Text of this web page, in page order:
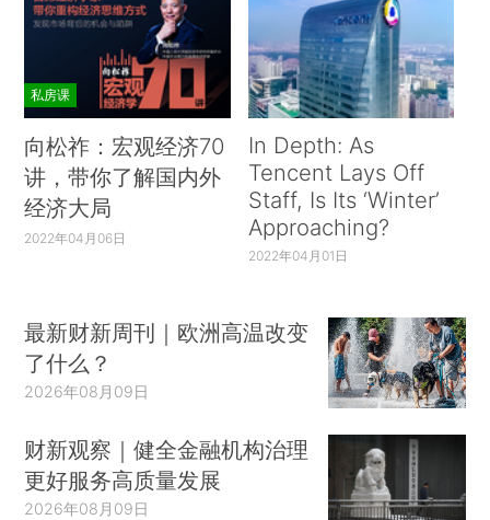
私房课
向松祚：宏观经济70
讲，带你了解国内外
经济大局
2022年04月06日
In Depth: As
Tencent Lays Off
Staff, Is Its ‘Winter’
Approaching?
2022年04月01日
最新财新周刊｜欧洲高温改变
了什么？
2026年08月09日
财新观察｜健全金融机构治理
更好服务高质量发展
2026年08月09日